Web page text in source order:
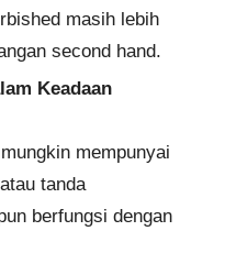
masih lebih
second hand.
Keadaan
mempunyai
tanda
berfungsi dengan